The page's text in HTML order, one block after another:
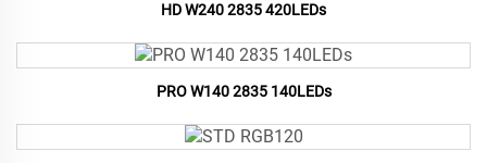
HD W240 2835 420LEDs
PRO W140 2835 140LEDs